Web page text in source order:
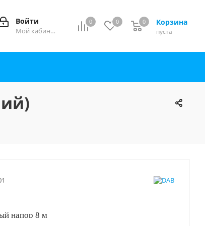
0 0 Корзина
0
пуста
0
Войти
Мой кабинет
напор 8 м